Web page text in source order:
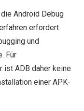
Android Debug
erfordert
und
Für
ist ADB daher keine
einer APK-